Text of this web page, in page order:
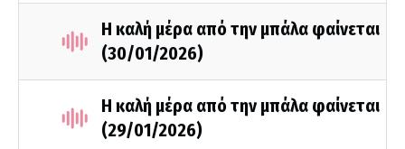
Η καλή μέρα από την μπάλα φαίνεται
(30/01/2026)
Η καλή μέρα από την μπάλα φαίνεται
(29/01/2026)